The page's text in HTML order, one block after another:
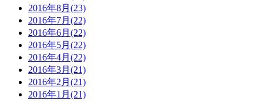
2016年8月(23)
2016年7月(22)
2016年6月(22)
2016年5月(22)
2016年4月(22)
2016年3月(21)
2016年2月(21)
2016年1月(21)